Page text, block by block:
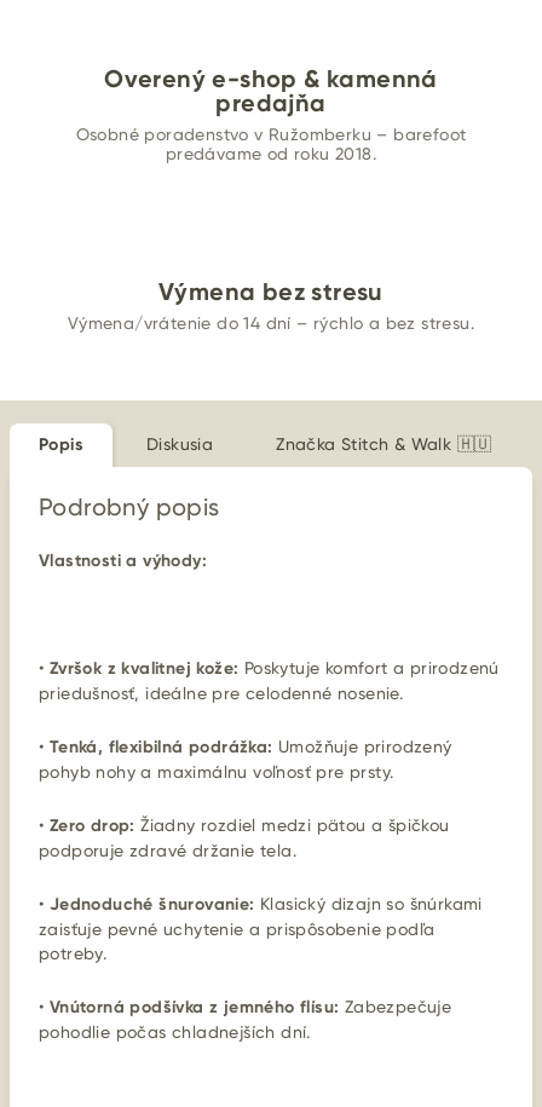
Overený e-shop & kamenná
predajňa
Osobné poradenstvo v Ružomberku – barefoot
predávame od roku 2018.
Výmena bez stresu
Výmena/vrátenie do 14 dní – rýchlo a bez stresu.
Popis Diskusia Značka Stitch & Walk 🇭🇺
Podrobný popis
Vlastnosti a výhody:
• Zvršok z kvalitnej kože: Poskytuje komfort a prirodzenú
priedušnosť, ideálne pre celodenné nosenie.
• Tenká, flexibilná podrážka: Umožňuje prirodzený
pohyb nohy a maximálnu voľnosť pre prsty.
• Zero drop: Žiadny rozdiel medzi pätou a špičkou
podporuje zdravé držanie tela.
• Jednoduché šnurovanie: Klasický dizajn so šnúrkami
zaisťuje pevné uchytenie a prispôsobenie podľa
potreby.
• Vnútorná podšívka z jemného flísu: Zabezpečuje
pohodlie počas chladnejších dní.